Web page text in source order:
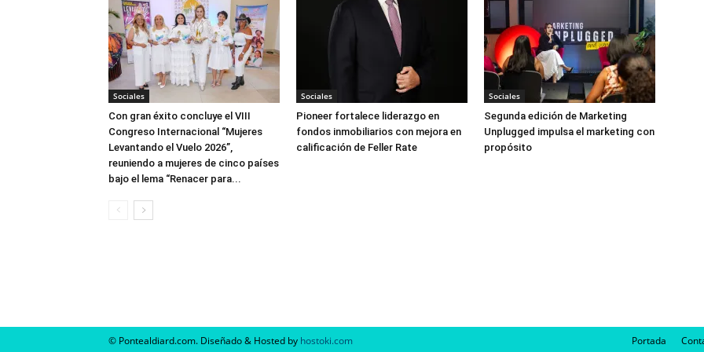
Sociales
Con gran éxito concluye el VIII
Congreso Internacional “Mujeres
Levantando el Vuelo 2026”,
reuniendo a mujeres de cinco países
bajo el lema “Renacer para...
Sociales
Pioneer fortalece liderazgo en
fondos inmobiliarios con mejora en
calificación de Feller Rate
Sociales
Segunda edición de Marketing
Unplugged impulsa el marketing con
propósito
Portada
© Pontealdiard.com. Diseñado & Hosted by hostoki.com